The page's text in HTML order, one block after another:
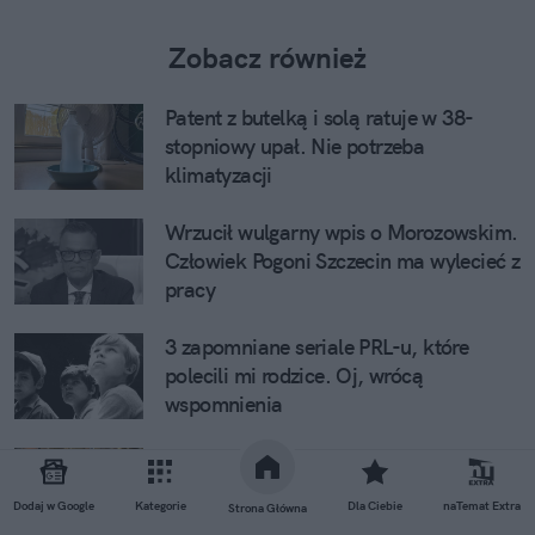
Dodaj w Google Kategorie Strona Główna Dla Ciebie naTemat Extra
Zobacz również
Patent z butelką i solą ratuje w 38-
stopniowy upał. Nie potrzeba
klimatyzacji
Wrzucił wulgarny wpis o Morozowskim.
Człowiek Pogoni Szczecin ma wylecieć z
pracy
3 zapomniane seriale PRL-u, które
polecili mi rodzice. Oj, wrócą
wspomnienia
PiS puszcza się poręczy. Z "deportacją
Ukraińców" pięknie odwrócili kota
ogonem